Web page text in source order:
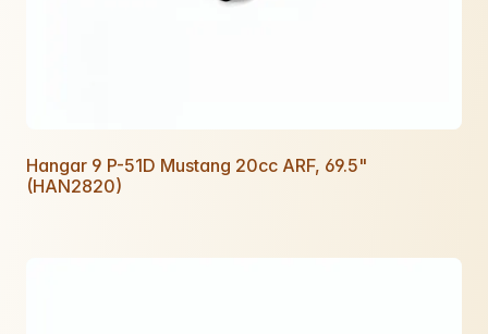
Hangar 9 P-51D Mustang 20cc ARF, 69.5"
(HAN2820)